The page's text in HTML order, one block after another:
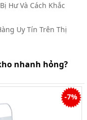
Hư Và Cách Khắc
Uy Tín Trên Thị
nhanh hỏng?
-7%